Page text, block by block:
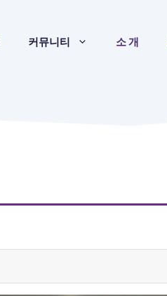
커뮤니티 소 개